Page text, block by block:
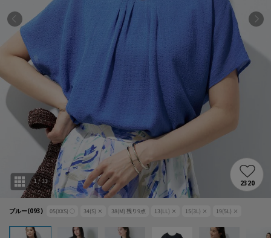
ブルー(093) 05(XXS) ○ 34(S) × 38(M) 残り9点 13(LL) × 15(3L) × 19(5L) ×
1/33 2320